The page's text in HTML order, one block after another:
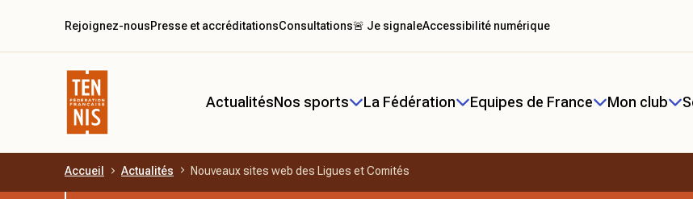
Aller au contenu principal
ActualitésNos sports La Fédération Equipes de France Mon club
Rejoignez-nousPresse et accréditationsConsultations🚨 Je signaleAccessibilité numérique
Accueil Actualités Nouveaux sites web des Ligues et Comités